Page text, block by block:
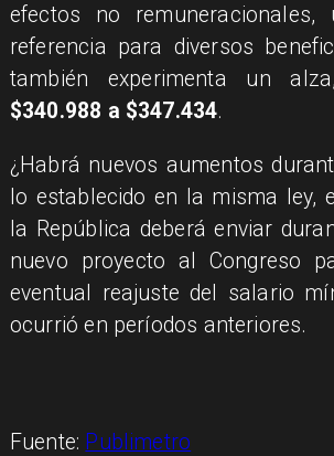
efectos no remuneracionales,
referencia para diversos
también experimenta un
$340.988 a $347.434.
¿Habrá nuevos aumentos
lo establecido en la misma ley,
la República deberá enviar
nuevo proyecto al Congreso
eventual reajuste del salario
ocurrió en períodos anteriores.
Fuente: Publimetro